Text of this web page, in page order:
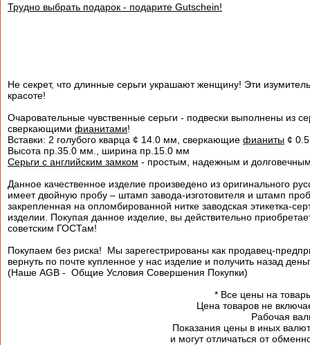
Трудно выбрать подарок - подарите Gutschein!
Не секрет, что длинные серьги украшают женщину! Эти
красоте!
Очаровательные чувственные серьги - подвески выполнены из
сверкающими фианитами!
Вставки: 2 голубого кварца ¢ 14.0 мм, сверкающие фианиты ¢
Высота пр.35.0 мм., ширина пр.15.0 мм
Серьги с английским замком - простым, надежным и
Данное качественное изделие произведено из оригинального
имеет двойную пробу – штамп завода-изготовителя и штамп
закрепленная на опломбированной нитке заводская этикетка-
изделии. Покупая данное изделие, вы действительно
советским ГОСТам!
Покупаем без риска! Мы зарегестрированы как продавец-
вернуть по почте купленное у нас изделие и получить назад
(Наше AGB - Общие Условия Совершения Покупки)
*Все цены на
Цена товаров не
Рабочая
Показания цены в иных
и могут отличаться от